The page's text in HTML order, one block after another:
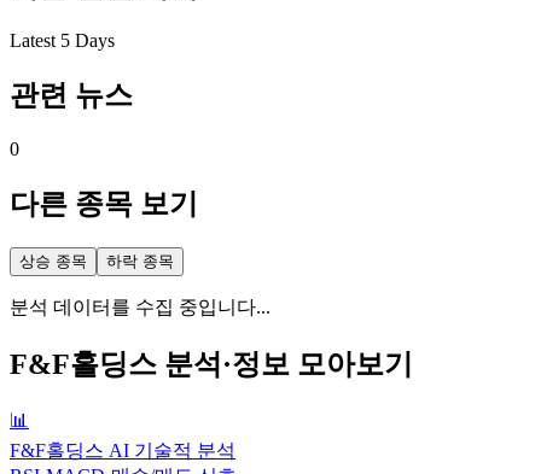
Latest 5 Days
관련 뉴스
0
다른 종목 보기
상승 종목 하락 종목
분석 데이터를 수집 중입니다...
F&F홀딩스 분석·정보 모아보기
📊
F&F홀딩스 AI 기술적 분석